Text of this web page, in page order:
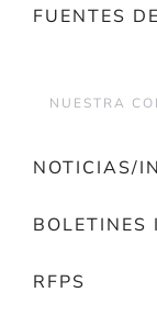
FUENTES
NUESTRA
NOTICIAS/
BOLETINES
RFPS